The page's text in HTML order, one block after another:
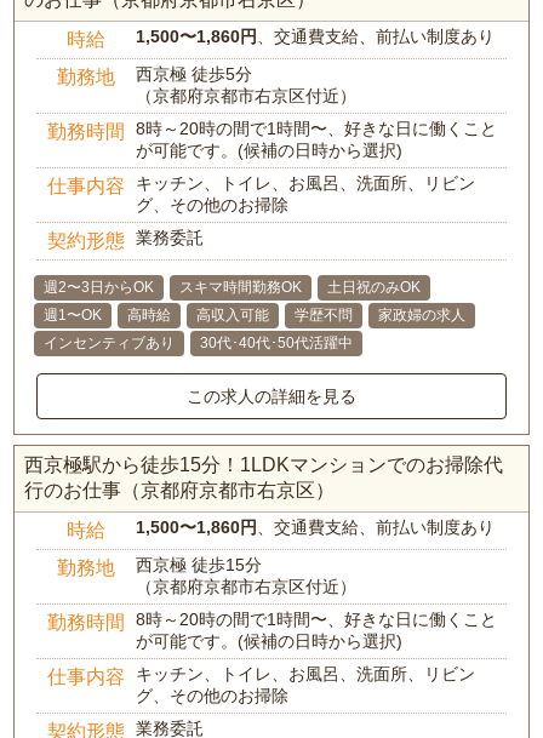
時給 1,500〜1,860円 、交通費支給、前払い制度あり
勤務地
西京極 徒歩5分
（京都府京都市右京区付近）
勤務時間
8時～20時の間で1時間〜、好きな日に働くこと
が可能です。(候補の日時から選択)
仕事内容
キッチン、トイレ、お風呂、洗面所、リビン
グ、その他のお掃除
契約形態 業務委託
週2〜3日からOK スキマ時間勤務OK
土日祝のみOK
週1〜OK
高時給 高収入可能 学歴不問
家政婦の求人
インセンティブあり
30代･40代･50代活躍中
この求人の詳細を見る
西京極駅から徒歩15分！1LDKマンションでのお掃除代
行のお仕事（京都府京都市右京区）
時給 1,500〜1,860円 、交通費支給、前払い制度あり
勤務地
西京極 徒歩15分
（京都府京都市右京区付近）
勤務時間
8時～20時の間で1時間〜、好きな日に働くこと
が可能です。(候補の日時から選択)
仕事内容
キッチン、トイレ、お風呂、洗面所、リビン
グ、その他のお掃除
契約形態 業務委託